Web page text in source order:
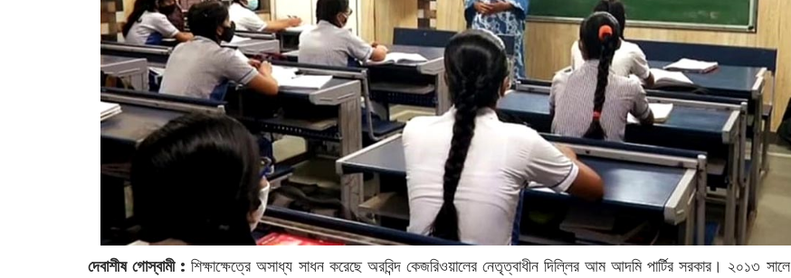
দেবাশীষ গোস্বামী : ‌‌শিক্ষাক্ষেত্রে অসাধ্য সাধন করেছে অরবিন্দ কেজরিওয়ালের নেতৃত্বাধীন দিল্লির আম আদমি পার্টির সরকার। ২০১৩ সালে